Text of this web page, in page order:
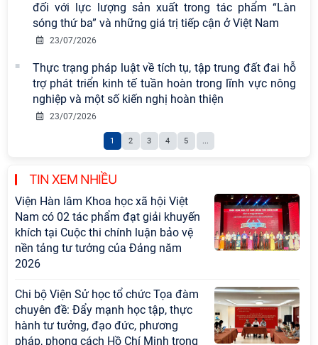
đối với lực lượng sản xuất trong tác phẩm “Làn
sóng thứ ba” và những giá trị tiếp cận ở Việt Nam
23/07/2026
Thực trạng pháp luật về tích tụ, tập trung đất đai hỗ
trợ phát triển kinh tế tuần hoàn trong lĩnh vực nông
nghiệp và một số kiến nghị hoàn thiện
23/07/2026
1 2 3 4 5 ...
TIN XEM NHIỀU
Viện Hàn lâm Khoa học xã hội Việt
Nam có 02 tác phẩm đạt giải khuyến
khích tại Cuộc thi chính luận bảo vệ
nền tảng tư tưởng của Đảng năm
2026
Chi bộ Viện Sử học tổ chức Tọa đàm
chuyên đề: Đẩy mạnh học tập, thực
hành tư tưởng, đạo đức, phương
pháp, phong cách Hồ Chí Minh trong